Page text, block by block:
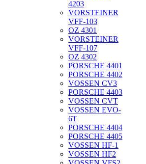
4203
VORSTEINER
VFF-103
OZ 4301
VORSTEINER
VFF-107
OZ 4302
PORSCHE 4401
PORSCHE 4402
VOSSEN CV3
PORSCHE 4403
VOSSEN CVT
VOSSEN EVO-
6T
PORSCHE 4404
PORSCHE 4405
VOSSEN HF-1
VOSSEN HF2